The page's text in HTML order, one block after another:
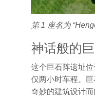
第 1 座名为
神话般的
这个巨石阵遗址
仅两小时车程。
奇妙的建筑设计